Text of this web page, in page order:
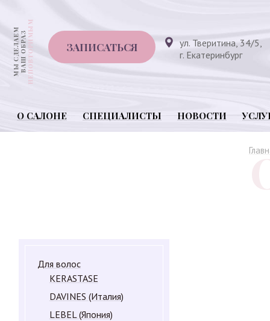
ЗАПИСАТЬСЯ
ул. Тверитина, 34/5,
г. Екатеринбург
О САЛОНЕ СПЕЦИАЛИСТЫ НОВОСТИ
Для волос
KERASTASE
DAVINES (Италия)
LEBEL (Япония)